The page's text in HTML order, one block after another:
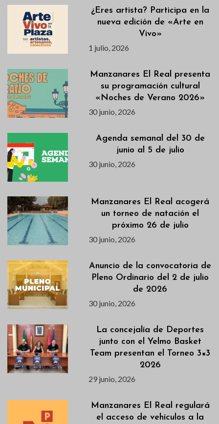
¿Eres artista? Participa en la
nueva edición de «Arte en
Vivo»
1 julio, 2026
Manzanares El Real presenta
su programación cultural
«Noches de Verano 2026»
30 junio, 2026
Agenda semanal del 30 de
junio al 5 de julio
30 junio, 2026
Manzanares El Real acogerá
un torneo de natación el
próximo 26 de julio
30 junio, 2026
Anuncio de la convocatoria de
Pleno Ordinario del 2 de julio
de 2026
30 junio, 2026
La concejalía de Deportes
junto con el Yelmo Basket
Team presentan el Torneo 3×3
2026
29 junio, 2026
Manzanares El Real regulará
el acceso de vehículos a la